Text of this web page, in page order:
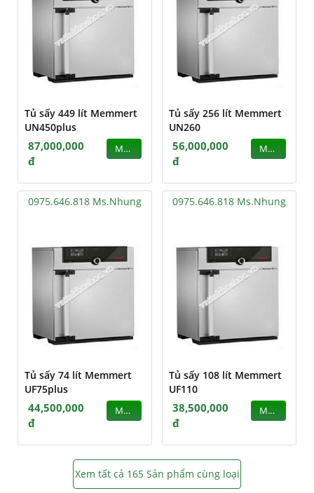
Tủ sấy 449 lít Memmert
UN450plus
87,000,000
đ
MUA
Tủ sấy 256 lít Memmert
UN260
56,000,000
đ
MUA
0975.646.818 Ms.Nhung
Tủ sấy 74 lít Memmert
UF75plus
44,500,000
đ
MUA
0975.646.818 Ms.Nhung
Tủ sấy 108 lít Memmert
UF110
38,500,000
đ
MUA
Xem tất cả 165 Sản phẩm cùng loại